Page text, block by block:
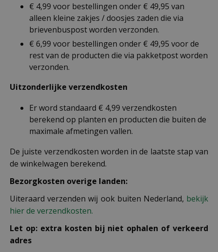
€ 4,99 voor bestellingen onder € 49,95 van
alleen kleine zakjes / doosjes zaden die via
brievenbuspost worden verzonden.
€ 6,99 voor bestellingen onder € 49,95 voor de
rest van de producten die via pakketpost worden
verzonden.
Uitzonderlijke verzendkosten
Er word standaard € 4,99 verzendkosten
berekend op planten en producten die buiten de
maximale afmetingen vallen.
De juiste verzendkosten worden in de laatste stap van
de winkelwagen berekend.
Bezorgkosten overige landen:
Uiteraard verzenden wij ook buiten Nederland, bekijk
hier de verzendkosten.
Let op: extra kosten bij niet ophalen of verkeerd
adres